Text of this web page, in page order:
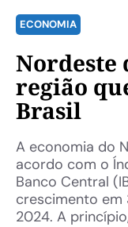
ECONOMIA
Nordeste
região
Brasil
A economia do
acordo com o
Banco Central
crescimento em
2024. A